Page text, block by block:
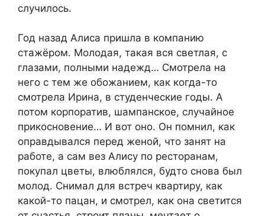
случилось.
Год назад Алиса пришла в компанию
стажёром. Молодая, такая вся светлая, с
глазами, полными надежд… Смотрела на
него с тем же обожанием, как когда-то
смотрела Ирина, в студенческие годы. А
потом корпоратив, шампанское, случайное
прикосновение… И вот оно. Он помнил, как
оправдывался перед женой, что занят на
работе, а сам вез Алису по ресторанам,
покупал цветы, влюблялся, будто снова был
молод. Снимал для встреч квартиру, как
какой-то пацан, и смотрел, как она светится